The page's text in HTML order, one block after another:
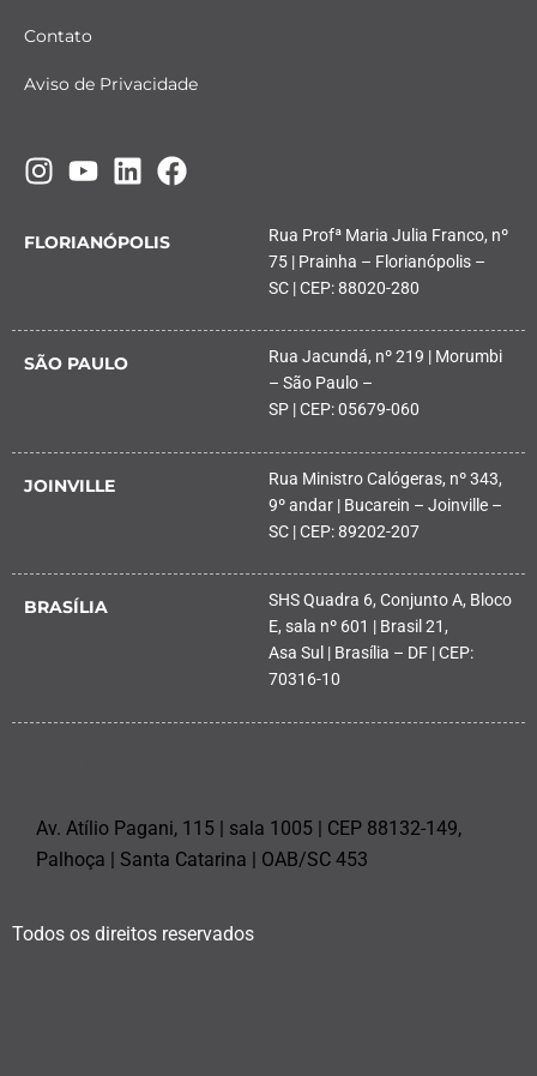
Contato
Aviso de Privacidade
FLORIANÓPOLIS
Rua Profª Maria Julia Franco, nº
75 | Prainha – Florianópolis –
SC | CEP: 88020-280
SÃO PAULO
Rua Jacundá, nº 219 | Morumbi
– São Paulo –
SP | CEP: 05679-060
JOINVILLE
Rua Ministro Calógeras, nº 343,
9º andar | Bucarein – Joinville –
SC | CEP: 89202-207
BRASÍLIA
SHS Quadra 6, Conjunto A, Bloco
E, sala nº 601 | Brasil 21,
Asa Sul | Brasília – DF | CEP:
70316-10
Av. Atílio Pagani, 115 | sala 1005 | CEP 88132-149,
Palhoça | Santa Catarina | OAB/SC 453
Todos os direitos reservados